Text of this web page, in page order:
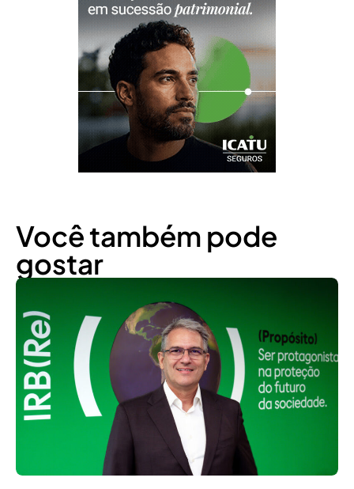
Você também pode
gostar